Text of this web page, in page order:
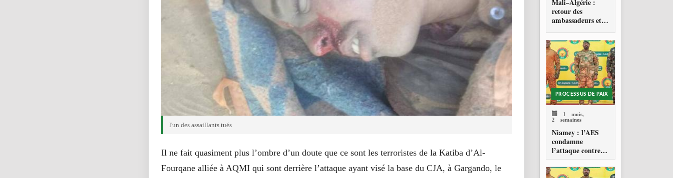
l'un des assaillants tués
Il ne fait quasiment plus l’ombre d’un doute que ce sont les terroristes de la Katiba d’Al-
Fourqane alliée à AQMI qui sont derrière l’attaque ayant visé la base du CJA, à Gargando, le
Mali–Algérie :
retour des
ambassadeurs et
espaces aériens
PROCESSUS DE PAIX
1 mois,
2 semaines
Niamey : l’AES
condamne
l’attaque contre
l’aéroport Diori
Hamani